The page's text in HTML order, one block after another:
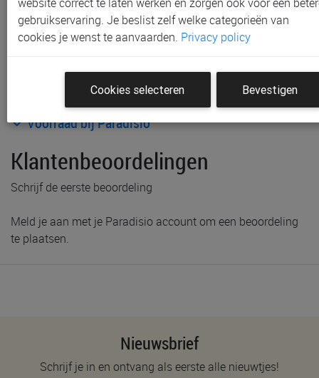
Productinformatie & specificaties
Voorraad bij Paradisio
Klantenbeoordelingen
Schrijf de eerste beoordeling
Meld je aan met je Paradisio account om een beoordeling
te plaatsen.
Nieuwsbrief
Schrijf je in en ontvang als eerste alle nieuwtjes!
gebruikservaring. Je beslist zelf welke categorieën van
cookies je wenst te aanvaarden. Privacy policy
Cookies selecteren Bevestigen